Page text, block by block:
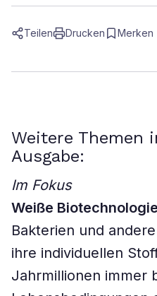
Teilen Drucken Merken
Weitere Themen
Ausgabe:
Im Fokus
Weiße Biotechnologie
Bakterien und
ihre individuellen
Jahrmillionen immer